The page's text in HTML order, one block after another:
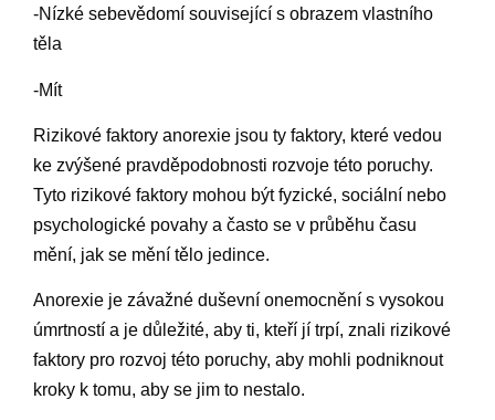
-Nízké sebevědomí související s obrazem vlastního
těla
-Mít
Rizikové faktory anorexie jsou ty faktory, které vedou
ke zvýšené pravděpodobnosti rozvoje této poruchy.
Tyto rizikové faktory mohou být fyzické, sociální nebo
psychologické povahy a často se v průběhu času
mění, jak se mění tělo jedince.
Anorexie je závažné duševní onemocnění s vysokou
úmrtností a je důležité, aby ti, kteří jí trpí, znali rizikové
faktory pro rozvoj této poruchy, aby mohli podniknout
kroky k tomu, aby se jim to nestalo.